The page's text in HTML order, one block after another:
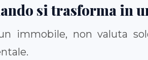
si trasforma in
immobile, non valuta